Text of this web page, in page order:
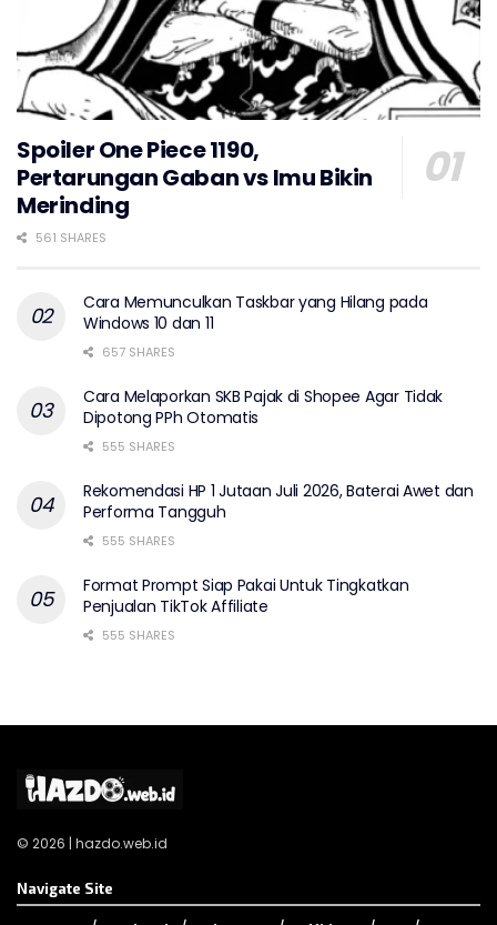
Spoiler One Piece 1190,
Pertarungan Gaban vs Imu Bikin
Merinding
561 SHARES
Cara Memunculkan Taskbar yang Hilang pada
Windows 10 dan 11
657 SHARES
Cara Melaporkan SKB Pajak di Shopee Agar Tidak
Dipotong PPh Otomatis
555 SHARES
Rekomendasi HP 1 Jutaan Juli 2026, Baterai Awet dan
Performa Tangguh
555 SHARES
Format Prompt Siap Pakai Untuk Tingkatkan
Penjualan TikTok Affiliate
555 SHARES
© 2026 | hazdo.web.id
Navigate Site